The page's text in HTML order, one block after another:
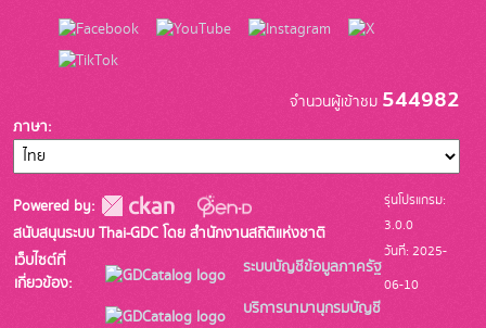
จำนวนผู้เข้าชม 544982
ภาษา
Powered by:
สนับสนุนระบบ Thai-GDC โดย สำนักงานสถิติแห่งชาติ
เว็บไซต์ที่
เกี่ยวข้อง:
ระบบบัญชีข้อมูลภาครัฐ
บริการนามานุกรมบัญชี
รุ่นโปรแกรม:
3.0.0
วันที่: 2025-
06-10